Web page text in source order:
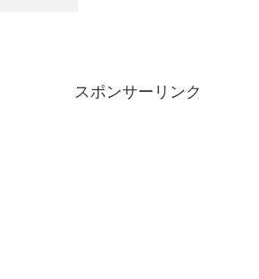
スポンサーリンク